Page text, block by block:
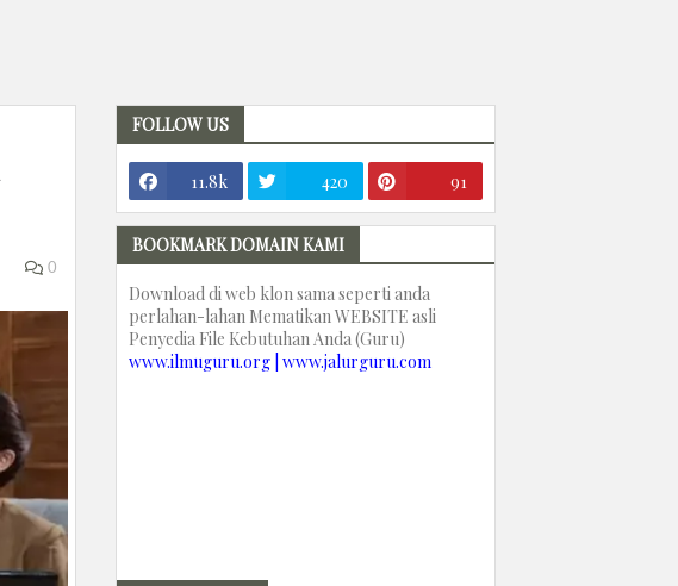
0
FOLLOW US
11.8k 420 91
BOOKMARK DOMAIN KAMI
Download di web klon sama seperti anda
perlahan-lahan Mematikan WEBSITE asli
Penyedia File Kebutuhan Anda (Guru)
www.ilmuguru.org | www.jalurguru.com